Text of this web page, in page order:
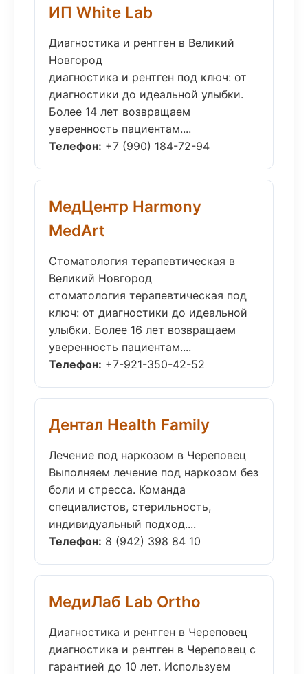
ИП White Lab
Диагностика и рентген в Великий
Новгород
диагностика и рентген под ключ: от
диагностики до идеальной улыбки.
Более 14 лет возвращаем
уверенность пациентам....
Телефон: +7 (990) 184-72-94
МедЦентр Harmony
MedArt
Стоматология терапевтическая в
Великий Новгород
стоматология терапевтическая под
ключ: от диагностики до идеальной
улыбки. Более 16 лет возвращаем
уверенность пациентам....
Телефон: +7-921-350-42-52
Дентал Health Family
Лечение под наркозом в Череповец
Выполняем лечение под наркозом без
боли и стресса. Команда
специалистов, стерильность,
индивидуальный подход....
Телефон: 8 (942) 398 84 10
МедиЛаб Lab Ortho
Диагностика и рентген в Череповец
диагностика и рентген в Череповец с
гарантией до 10 лет. Используем